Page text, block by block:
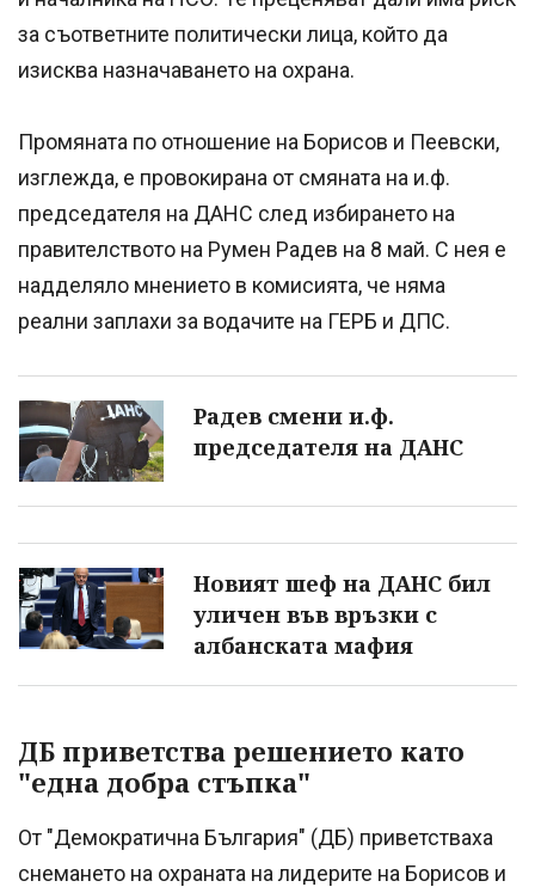
за съответните политически лица, който да
изисква назначаването на охрана.
Промяната по отношение на Борисов и Пеевски,
изглежда, е провокирана от смяната на и.ф.
председателя на ДАНС след избирането на
правителството на Румен Радев на 8 май. С нея е
надделяло мнението в комисията, че няма
реални заплахи за водачите на ГЕРБ и ДПС.
Радев смени и.ф.
председателя на ДАНС
Новият шеф на ДАНС бил
уличен във връзки с
албанската мафия
ДБ приветства решението като
"една добра стъпка"
От "Демократична България" (ДБ) приветстваха
снемането на охраната на лидерите на Борисов и